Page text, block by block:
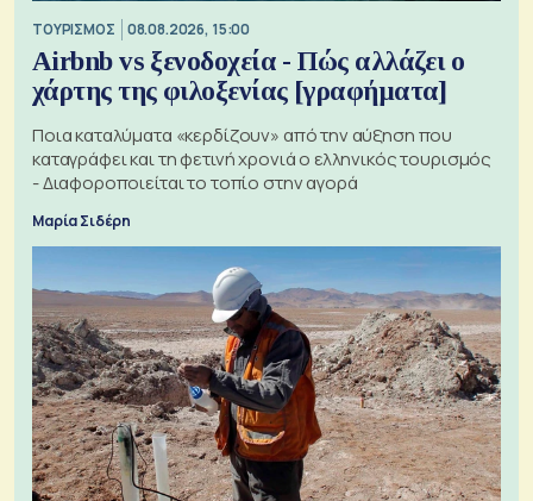
ΤΟΥΡΙΣΜΟΣ 08.08.2026, 15:00
Airbnb vs ξενοδοχεία - Πώς αλλάζει ο
χάρτης της φιλοξενίας [γραφήματα]
Ποια καταλύματα «κερδίζουν» από την αύξηση που
καταγράφει και τη φετινή χρονιά ο ελληνικός τουρισμός
- Διαφοροποιείται το τοπίο στην αγορά
Μαρία Σιδέρη